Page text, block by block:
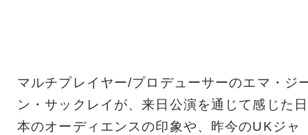
マルチプレイヤー/プロデューサーのエマ・ジ
ン・サックレイが、来日公演を通じて感じた日
本のオーディエンスの印象や、昨今のUKジャ